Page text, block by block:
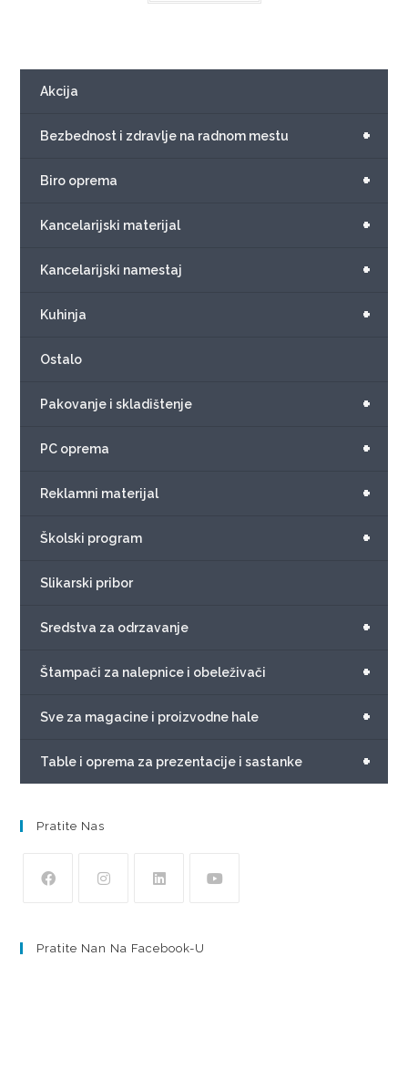
Akcija
+
Bezbednost i zdravlje na radnom mestu
+
Biro oprema
+
Kancelarijski materijal
+
Kancelarijski namestaj
+
Kuhinja
Ostalo
+
Pakovanje i skladištenje
+
PC oprema
+
Reklamni materijal
+
Školski program
Slikarski pribor
+
Sredstva za odrzavanje
+
Štampači za nalepnice i obeleživači
+
Sve za magacine i proizvodne hale
+
Table i oprema za prezentacije i sastanke
Pratite Nas
Pratite Nan Na Facebook-U